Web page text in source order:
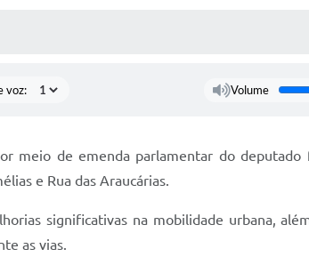
voz: Volume
meio de emenda parlamentar do deputado
e Rua das Araucárias.
significativas na mobilidade urbana,
as vias.